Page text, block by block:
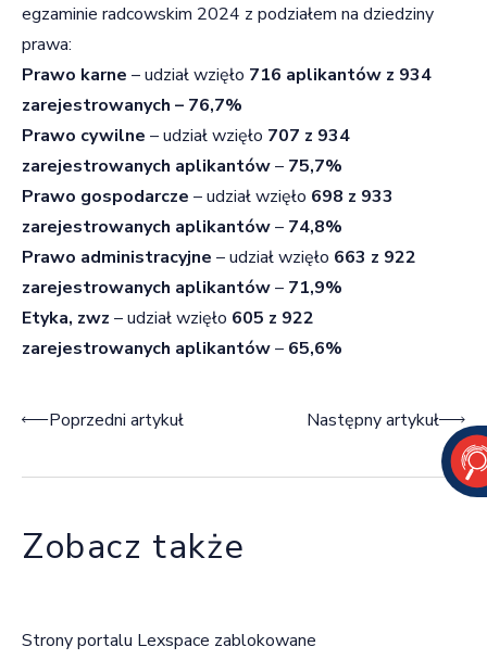
egzaminie radcowskim 2024 z podziałem na dziedziny
prawa:
Prawo karne – udział wzięło 716 aplikantów z 934
zarejestrowanych – 76,7%
Prawo cywilne – udział wzięło 707 z 934
zarejestrowanych aplikantów– 75,7%
Prawo gospodarcze – udział wzięło 698 z 933
zarejestrowanych aplikantów– 74,8%
Prawo administracyjne – udział wzięło 663 z 922
zarejestrowanych aplikantów– 71,9%
Etyka, zwz – udział wzięło 605 z 922
zarejestrowanych aplikantów– 65,6%
Nawigacja wpisu
Poprzedni artykuł Następny artykuł
Zobacz także
Strony portalu Lexspace zablokowane